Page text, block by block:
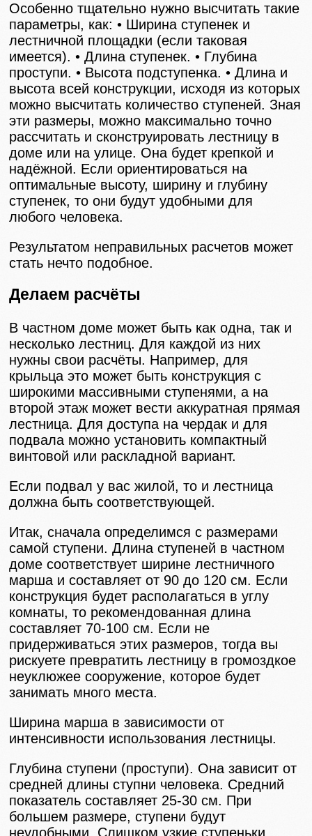
Особенно тщательно нужно высчитать такие
параметры, как: • Ширина ступенек и
лестничной площадки (если таковая
имеется). • Длина ступенек. • Глубина
проступи. • Высота подступенка. • Длина и
высота всей конструкции, исходя из которых
можно высчитать количество ступеней. Зная
эти размеры, можно максимально точно
рассчитать и сконструировать лестницу в
доме или на улице. Она будет крепкой и
надёжной. Если ориентироваться на
оптимальные высоту, ширину и глубину
ступенек, то они будут удобными для
любого человека.
Результатом неправильных расчетов может
стать нечто подобное.
Делаем расчёты
В частном доме может быть как одна, так и
несколько лестниц. Для каждой из них
нужны свои расчёты. Например, для
крыльца это может быть конструкция с
широкими массивными ступенями, а на
второй этаж может вести аккуратная прямая
лестница. Для доступа на чердак и для
подвала можно установить компактный
винтовой или раскладной вариант.
Если подвал у вас жилой, то и лестница
должна быть соответствующей.
Итак, сначала определимся с размерами
самой ступени. Длина ступеней в частном
доме соответствует ширине лестничного
марша и составляет от 90 до 120 см. Если
конструкция будет располагаться в углу
комнаты, то рекомендованная длина
составляет 70-100 см. Если не
придерживаться этих размеров, тогда вы
рискуете превратить лестницу в громоздкое
неуклюжее сооружение, которое будет
занимать много места.
Ширина марша в зависимости от
интенсивности использования лестницы.
Глубина ступени (проступи). Она зависит от
средней длины ступни человека. Средний
показатель составляет 25-30 см. При
большем размере, ступени будут
неудобными. Слишком узкие ступеньки